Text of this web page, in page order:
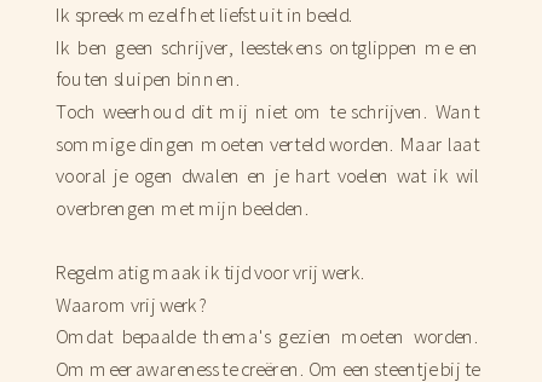
Ik spreek mezelf het liefst uit in beeld.
Ik ben geen schrijver, leestekens ontglippen me en
fouten sluipen binnen.
Toch weerhoud dit mij niet om te schrijven. Want
sommige dingen moeten verteld worden. Maar laat
vooral je ogen dwalen en je hart voelen wat ik wil
overbrengen met mijn beelden.
Regelmatig maak ik tijd voor vrij werk.
Waarom vrij werk?
Omdat bepaalde thema's gezien moeten worden.
Om meer awareness te creëren. Om een steentje bij te